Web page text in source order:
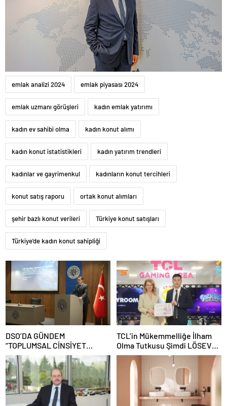
emlak analizi 2024 emlak piyasası 2024
emlak uzmanı görüşleri kadın emlak yatırımı
kadın ev sahibi olma kadın konut alımı
kadın konut istatistikleri kadın yatırım trendleri
kadınlar ve gayrimenkul kadınların konut tercihleri
konut satış raporu ortak konut alımları
şehir bazlı konut verileri Türkiye konut satışları
Türkiye'de kadın konut sahipliği
DSO’DA GÜNDEM
“TOPLUMSAL CİNSİYET
EŞİTLİĞİ”
TCL’in Mükemmelliğe İlham
Olma Tutkusu Şimdi LÖSEV
ile Çocuklara İlham Oluyor